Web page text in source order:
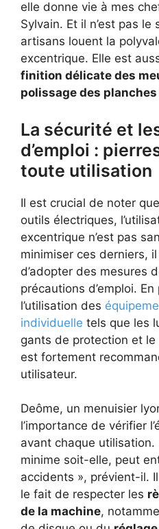
elle donne vie à mes
Sylvain. Et il n’est pas
artisans louent la
excentrique. Elle est
finition délicate des
polissage des
La sécurité et
d’emploi :
toute utilisation
Il est crucial de noter
outils électriques,
excentrique n’est pas
minimiser ces derniers,
d’adopter des mesures
précautions d’emploi.
l’utilisation des
individuelle tels que les
gants de protection et
est fortement
utilisateur.
Deôme, un menuisier
l’importance de vérifier
avant chaque utilisation.
minime soit-elle, peut
accidents », prévient-il.
le fait de respecter les
de la machine,